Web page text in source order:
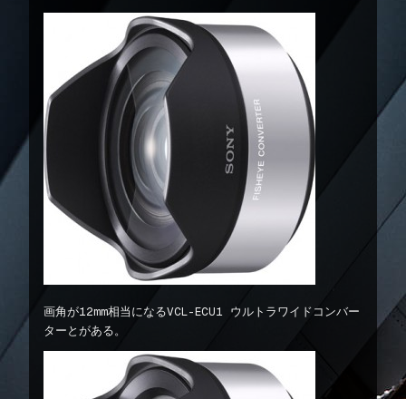
画角が12mm相当になるVCL-ECU1 ウルトラワイドコンバー
ターとがある。